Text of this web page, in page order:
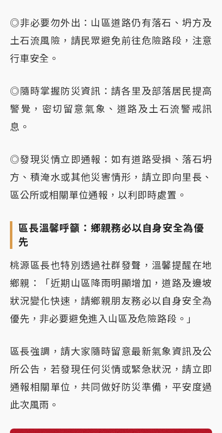
◎非必要勿外出：山區道路仍有落石、坍方及
土石流風險，請民眾避免前往危險路段，注意
行車安全。
◎隨時掌握防災資訊：請各里及部落居民提高
警覺，密切留意氣象、道路及土石流警戒訊
息。
◎發現災情立即通報：如有道路受損、落石坍
方、積淹水或其他災害情形，請立即向里長、
區公所或相關單位通報，以利即時處置。
區長溫馨呼籲：鄉親務必以自身安全為優
先
桃源區長也特別透過社群發聲，溫馨提醒在地
鄉親：「近期山區降雨明顯增加，道路及邊坡
狀況變化快速，請鄉親朋友務必以自身安全為
優先，非必要避免進入山區及危險路段。」
區長強調，請大家隨時留意最新氣象資訊及公
所公告，若發現任何災情或緊急狀況，請立即
通報相關單位，共同做好防災準備，平安度過
此次風雨。